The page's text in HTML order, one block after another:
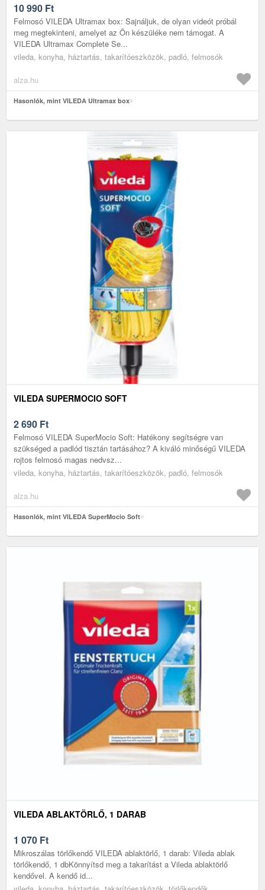
10 990 Ft
Felmosó VILEDA Ultramax box: Sajnáljuk, de olyan videót próbál
meg megtekinteni, amelyet az Ön készüléke nem támogat. A
VILEDA Ultramax Complete Se...
vileda, konyha, háztartás, takarítóeszközök, padló, felmosók
alza.hu
Hasonlók, mint VILEDA Ultramax box
VILEDA SUPERMOCIO SOFT
2 690 Ft
Felmosó VILEDA SuperMocio Soft: Hatékony segítségre van
szükséged a padlód tisztán tartásához? A kiváló minőségű VILEDA
rojtos felmosó magas nedvsz...
vileda, konyha, háztartás, takarítóeszközök, padló, felmosók
alza.hu
Hasonlók, mint VILEDA SuperMocio Soft
VILEDA ABLAKTÖRLŐ, 1 DARAB
1 070 Ft
Mikroszálas törlőkendő VILEDA ablaktörlő, 1 darab: Vileda ablak
törlőkendő, 1 dbKönnyítsd meg a takarítást a Vileda ablaktörlő
kendővel. A kendő id...